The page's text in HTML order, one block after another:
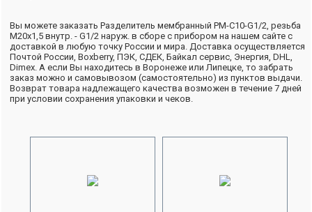
Вы можете заказать Разделитель мембранный РМ-С10-G1/2, резьба
М20х1,5 внутр. - G1/2 наруж. в сборе с прибором на нашем сайте с
доставкой в любую точку России и мира. Доставка осуществляется
Почтой России, Boxberry, ПЭК, СДЕК, Байкал сервис, Энергия, DHL,
Dimex. А если Вы находитесь в Воронеже или Липецке, то забрать
заказ можно и самовывозом (самостоятельно) из пунктов выдачи.
Возврат товара надлежащего качества возможен в течение 7 дней
при условии сохранения упаковки и чеков.